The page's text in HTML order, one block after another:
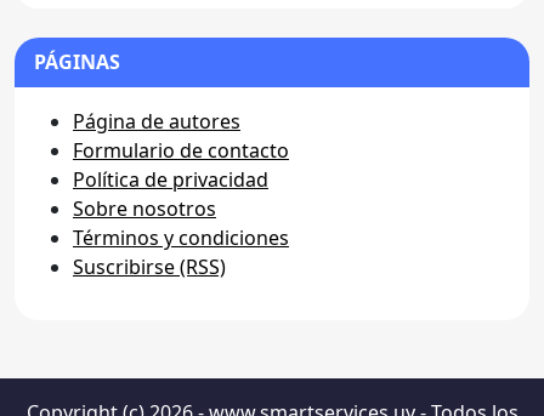
PÁGINAS
Página de autores
Formulario de contacto
Política de privacidad
Sobre nosotros
Términos y condiciones
Suscribirse (RSS)